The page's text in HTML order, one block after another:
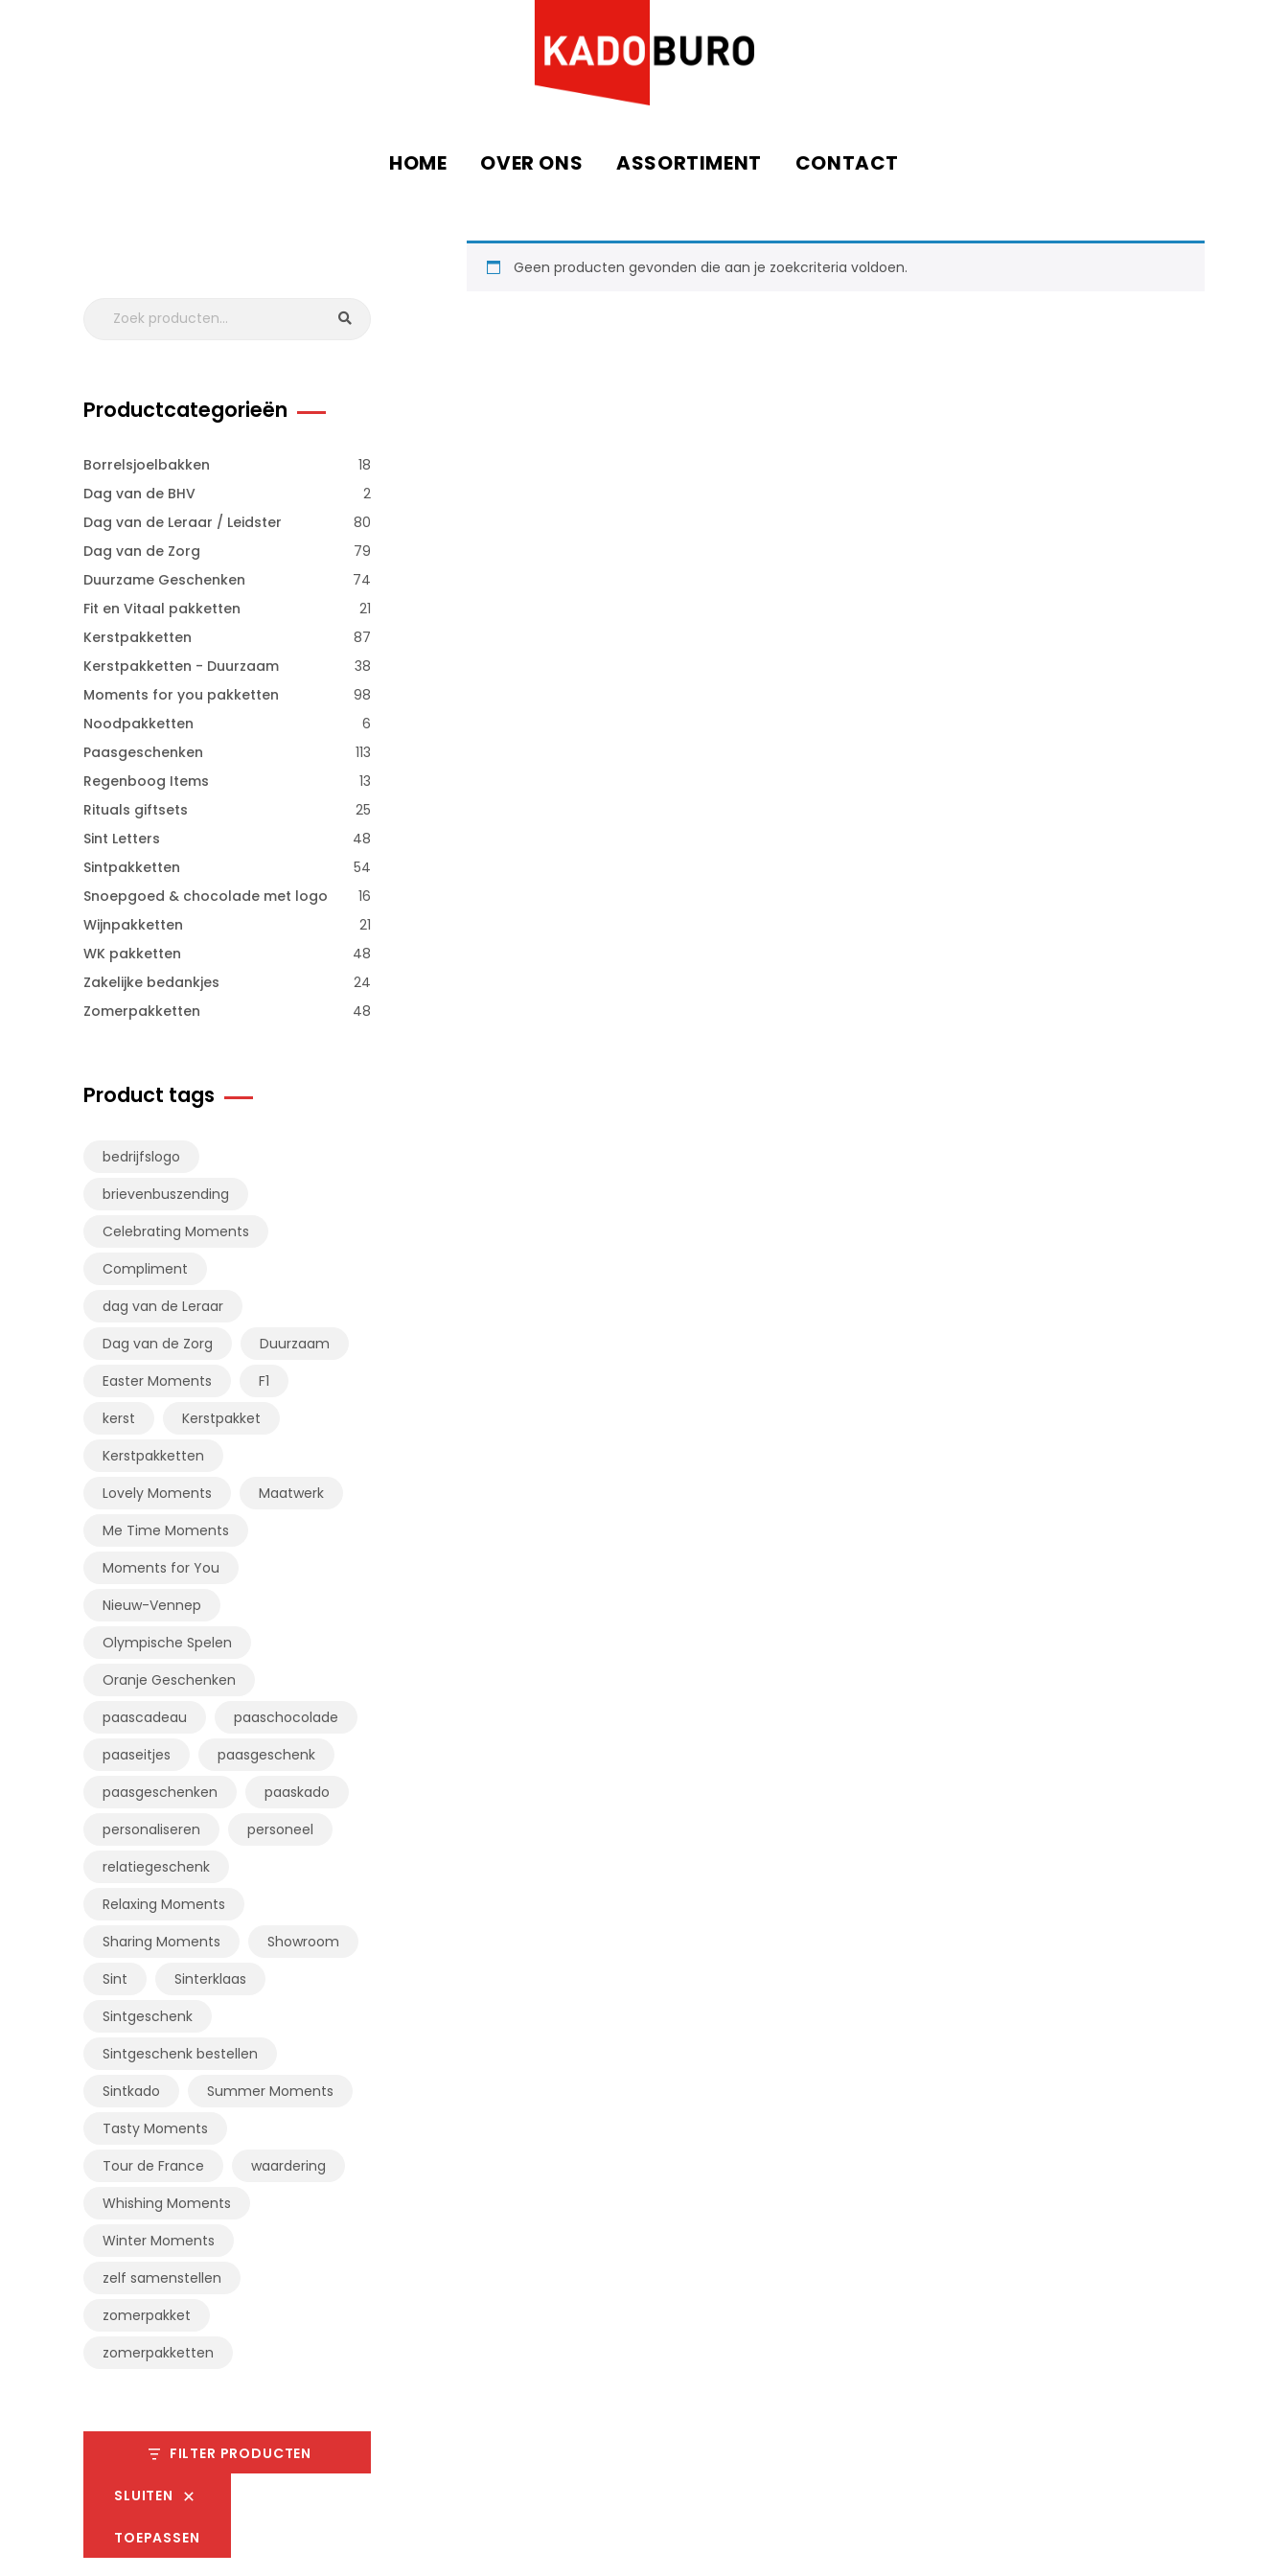
HOME OVER ONS ASSORTIMENT CONTACT
Geen producten gevonden die aan je zoekcriteria voldoen.
Productcategorieën
Borrelsjoelbakken
18
Dag van de BHV
2
Dag van de Leraar / Leidster
80
Dag van de Zorg
79
Duurzame Geschenken
74
Fit en Vitaal pakketten
21
Kerstpakketten
87
Kerstpakketten - Duurzaam
38
Moments for you pakketten
98
Noodpakketten
6
Paasgeschenken
113
Regenboog Items
13
Rituals giftsets
25
Sint Letters
48
Sintpakketten
54
Snoepgoed & chocolade met logo
16
Wijnpakketten
21
WK pakketten
48
Zakelijke bedankjes
24
Zomerpakketten
48
Product tags
bedrijfslogo
brievenbuszending
Celebrating Moments
Compliment
dag van de Leraar
Dag van de Zorg
Duurzaam
Easter Moments
F1
kerst
Kerstpakket
Kerstpakketten
Lovely Moments
Maatwerk
Me Time Moments
Moments for You
Nieuw-Vennep
Olympische Spelen
Oranje Geschenken
paascadeau
paaschocolade
paaseitjes
paasgeschenk
paasgeschenken
paaskado
personaliseren
personeel
relatiegeschenk
Relaxing Moments
Sharing Moments
Showroom
Sint
Sinterklaas
Sintgeschenk
Sintgeschenk bestellen
Sintkado
Summer Moments
Tasty Moments
Tour de France
waardering
Whishing Moments
Winter Moments
zelf samenstellen
zomerpakket
zomerpakketten
FILTER PRODUCTEN
SLUITEN
TOEPASSEN